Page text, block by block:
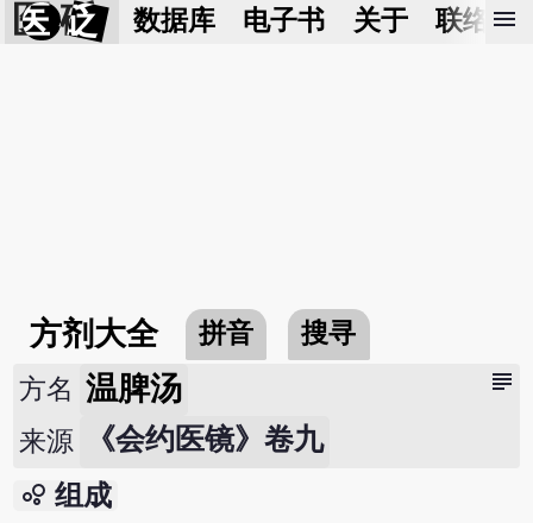
医 砭 数据库 电子书 关于 联络我
menu
方剂大全 拼音 搜寻
subject
方名 温脾汤
来源 《会约医镜》卷九
bubble_chart 组成